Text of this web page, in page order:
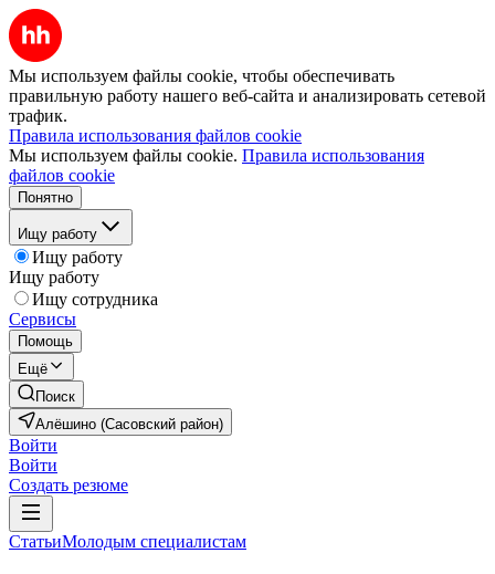
Мы используем файлы cookie, чтобы обеспечивать
правильную работу нашего веб-сайта и анализировать сетевой
трафик.
Правила использования файлов cookie
Мы используем файлы cookie. Правила использования
файлов cookie
Понятно
Ищу работу
Ищу работу
Ищу работу
Ищу сотрудника
Сервисы
Помощь
Ещё
Поиск
Алёшино (Сасовский район)
Войти
Войти
Создать резюме
СтатьиМолодым специалистам